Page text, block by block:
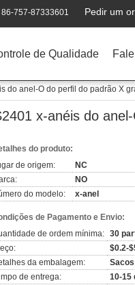
86-757-87333601 Pedir um
de Qualidade
do anel-O do perfil do padrão X
x-anéis do
do produto:
de origem:
NC
NO
do modelo:
x-anel
de Pagamento e Envio:
de ordem mínima: 30
$0.2-
da embalagem:
de entrega:
10-15